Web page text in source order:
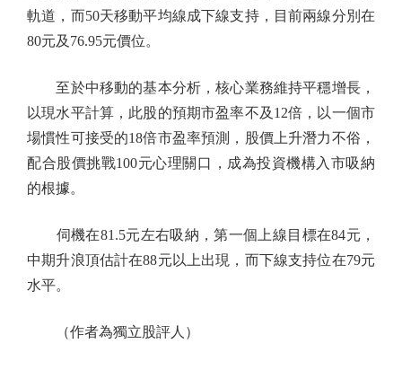
軌道，而50天移動平均線成下線支持，目前兩線分別在
80元及76.95元價位。
至於中移動的基本分析，核心業務維持平穩增長，
以現水平計算，此股的預期市盈率不及12倍，以一個市
場慣性可接受的18倍市盈率預測，股價上升潛力不俗，
配合股價挑戰100元心理關口，成為投資機構入市吸納
的根據。
伺機在81.5元左右吸納，第一個上線目標在84元，
中期升浪頂估計在88元以上出現，而下線支持位在79元
水平。
（作者為獨立股評人）